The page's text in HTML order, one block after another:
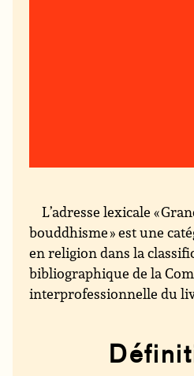
L’adresse lexicale «
bouddhisme » est une
en religion dans la
bibliographique de la
interprofessionnelle du